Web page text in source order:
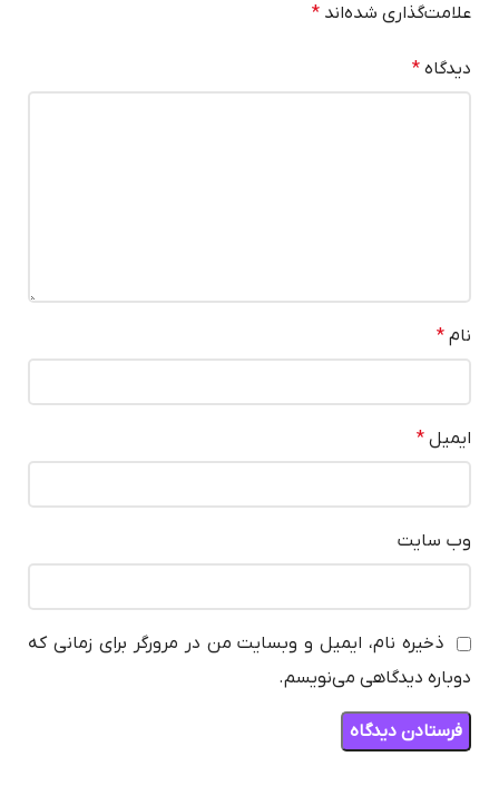
علامت‌گذاری شده‌اند *
دیدگاه *
نام *
ایمیل *
وب‌ سایت
ذخیره نام، ایمیل و وبسایت من در مرورگر برای زمانی که
دوباره دیدگاهی می‌نویسم.